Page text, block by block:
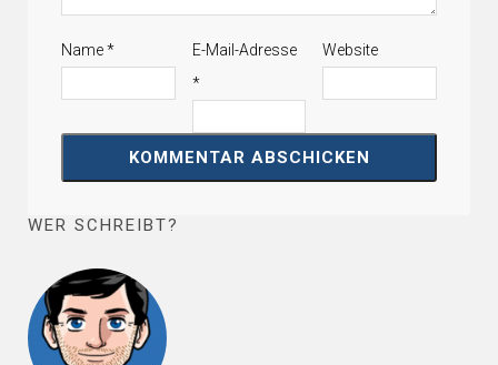
Name*
E-Mail-Adresse
*
Website
WER SCHREIBT?